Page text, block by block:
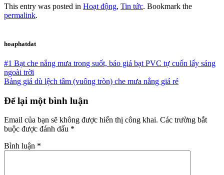
This entry was posted in Hoạt động, Tin tức. Bookmark the
permalink.
hoaphatdat
#1 Bạt che nắng mưa trong suốt, báo giá bạt PVC tự cuốn lấy sáng
ngoài trời
Bảng giá dù lệch tâm (vuông tròn) che mưa nắng giá rẻ
Để lại một bình luận
Email của bạn sẽ không được hiển thị công khai. Các trường bắt
buộc được đánh dấu *
Bình luận *